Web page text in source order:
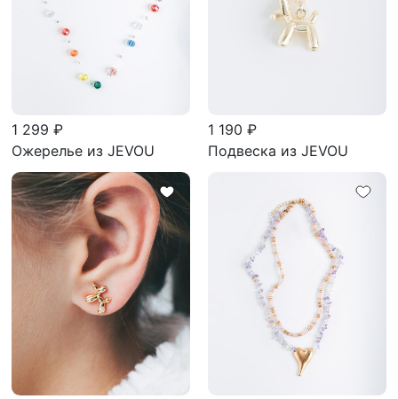
1 299 ₽
Ожерелье из JEVOU
1 190 ₽
Подвеска из JEVOU